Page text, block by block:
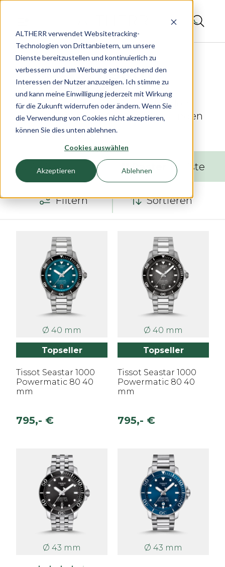
ALTHERR verwendet Websitetracking-
Technologien von Drittanbietern, um unsere
Dienste bereitzustellen und kontinuierlich zu
verbessern und um Werbung entsprechend den
Interessen der Nutzer anzuzeigen. Ich stimme zu
und kann meine Einwilligung jederzeit mit Wirkung
für die Zukunft widerrufen oder ändern. Wenn Sie
die Verwendung von Cookies nicht akzeptieren,
können Sie dies unten ablehnen.
Cookies auswählen
Akzeptieren Ablehnen
Tissot Seastar – Die Uhr für den
Wassersport bei ALTHERR erkunden
50 Artikel Raster Liste
Filtern Sortieren
Ø 40 mm
Topseller
Tissot Seastar 1000
Powermatic 80 40
mm
795,- €
Ø 40 mm
Topseller
Tissot Seastar 1000
Powermatic 80 40
mm
795,- €
Ø 43 mm Ø 43 mm